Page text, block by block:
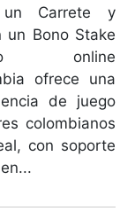
Carrete y
un Bono Stake
online
ofrece una
de juego
colombianos
con soporte